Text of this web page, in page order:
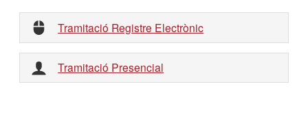
Tramitació Registre Electrònic
Tramitació Presencial